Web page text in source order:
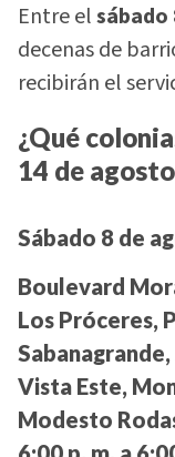
Entre elsábado
decenas de
recibirán el
¿Qué
14 de
Sábado 8 de
Boulevard
Los Próceres,
Vista Este,
Modesto